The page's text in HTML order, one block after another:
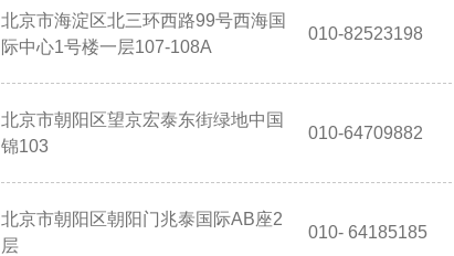
北京市海淀区北三环西路99号西海国
际中心1号楼一层107-108A
010-82523198
北京市朝阳区望京宏泰东街绿地中国
锦103
010-64709882
北京市朝阳区朝阳门兆泰国际AB座2
层
010- 64185185